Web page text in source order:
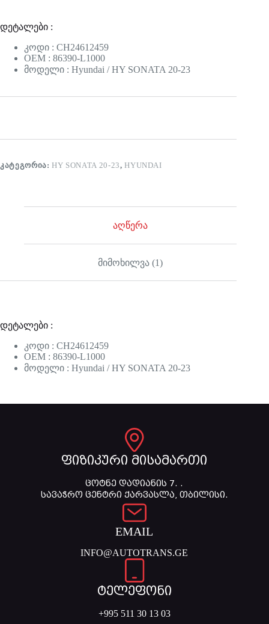
დეტალები :
კოდი : CH24612459
OEM : 86390-L1000
მოდელი : Hyundai / HY SONATA 20-23
ᲙᲐᲢᲔᲒᲝᲠᲘᲐ:HY SONATA 20-23,HYUNDAI
აღწერა
მიმოხილვა (1)
დეტალები :
კოდი : CH24612459
OEM : 86390-L1000
მოდელი : Hyundai / HY SONATA 20-23
ფიზიკური მისამართი
ცოტნე დადიანის 7. .
სავაჭრო ცენტრი ქარვასლა, თბილისი.
EMAIL
INFO@AUTOTRANS.GE
ტელეფონი
+995 511 30 13 03